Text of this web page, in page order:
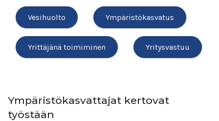
Vesihuolto Ympäristökasvatus
Yrittäjänä toimiminen Yritysvastuu
Ympäristökasvattajat kertovat
työstään